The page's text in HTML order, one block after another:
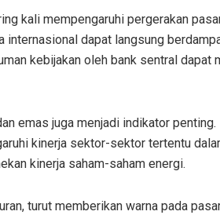
kali mempengaruhi pergerakan
dapat langsung
kebijakan oleh bank sentral dapat
emas juga menjadi indikator penting.
kinerja sektor-sektor tertentu
kinerja saham-saham energi.
turut memberikan warna pada